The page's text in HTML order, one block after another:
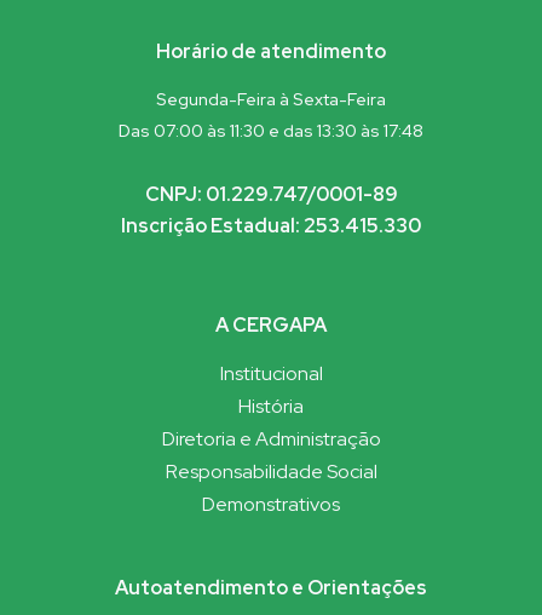
Horário de atendimento
Segunda-Feira à Sexta-Feira
Das 07:00 às 11:30 e das 13:30 às 17:48
CNPJ: 01.229.747/0001-89
Inscrição Estadual: 253.415.330
A CERGAPA
Institucional
História
Diretoria e Administração
Responsabilidade Social
Demonstrativos
Autoatendimento e Orientações